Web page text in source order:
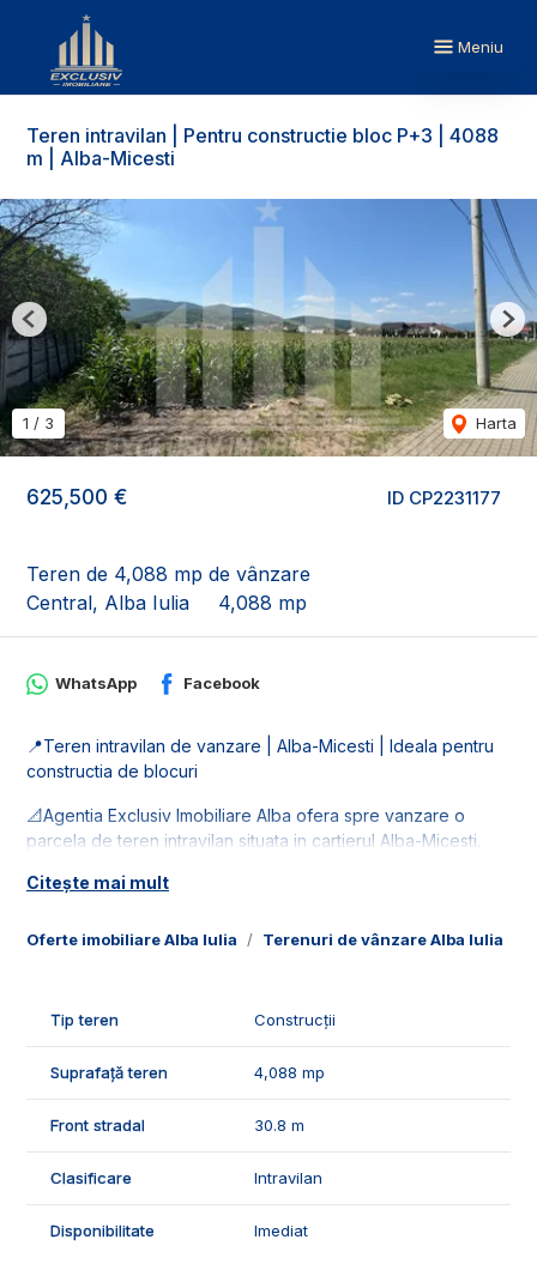
Meniu
Teren intravilan | Pentru constructie bloc P+3 | 4088
m | Alba-Micesti
ID CP2231177
625,500 €
Teren de 4,088 mp de vânzare
Central, Alba Iulia
4,088 mp
1 / 3 Harta
Previous
Oferte imobiliare Alba Iulia Terenuri de vânzare Alba Iulia
WhatsApp Facebook
📍Teren intravilan de vanzare | Alba-Micesti | Ideala pentru
constructia de blocuri
📐Agentia Exclusiv Imobiliare Alba ofera spre vanzare o
parcela de teren intravilan situata in cartierul Alba-Micesti.
30.8 ml.
🚰Dispune de toate retelele de utilitati: apa, gaz, curent si
sa dezvolte proiecte rezidentiale de locuinte individuale sau
sau de birouri. Se pot construi cladiri cu regim de inaltime
P+3.
📞Pentru mai multe detalii sau pentru programarea unei
vizionari, suntem disponibili pentru dumneavostra, Echipa
Exclusiv Imobiliare Alba!
ID Exclusiv - 2231177
Citește mai mult
Tip teren Construcții
Suprafață teren 4,088 mp
Front stradal 30.8 m
Clasificare Intravilan
Disponibilitate Imediat